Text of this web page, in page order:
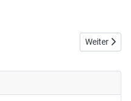
Nächster
Weiter